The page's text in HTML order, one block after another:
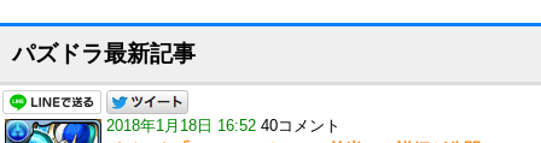
パズドラ最新記事
2018年1月18日 16:52 40コメント